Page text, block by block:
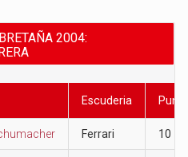
2004:
Escuderia
Ferrari 10